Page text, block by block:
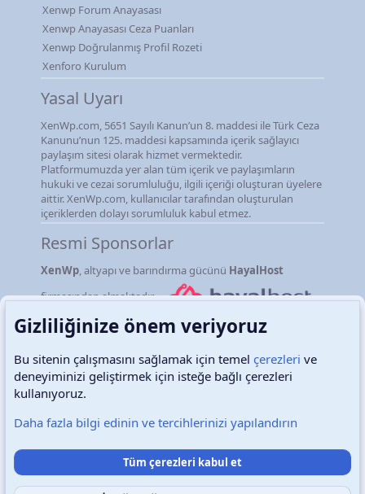
Xenwp Forum Anayasası
Xenwp Anayasası Ceza Puanları
Xenwp Doğrulanmış Profil Rozeti
Xenforo Kurulum
Yasal Uyarı
XenWp.com, 5651 Sayılı Kanun’un 8. maddesi ile Türk Ceza
Kanunu’nun 125. maddesi kapsamında içerik sağlayıcı
paylaşım sitesi olarak hizmet vermektedir.
Platformumuzda yer alan tüm içerik ve paylaşımların
hukuki ve cezai sorumluluğu, ilgili içeriği oluşturan üyelere
aittir. XenWp.com, kullanıcılar tarafından oluşturulan
içeriklerden dolayı sorumluluk kabul etmez.
Resmi Sponsorlar
XenWp, altyapı ve barındırma gücünü HayalHost
firmasından almaktadır.
Türkçe (TR) Çerezler
Destek talepleri Bize ulaşın Şartlar ve kurallar
Gizlilik politikası Yardım Ana sayfa
Gizliliğinize önem veriyoruz
Bu sitenin çalışmasını sağlamak için temel çerezleri ve
deneyiminizi geliştirmek için isteğe bağlı çerezleri
kullanıyoruz.
Daha fazla bilgi edinin ve tercihlerinizi yapılandırın
Tüm çerezleri kabul et